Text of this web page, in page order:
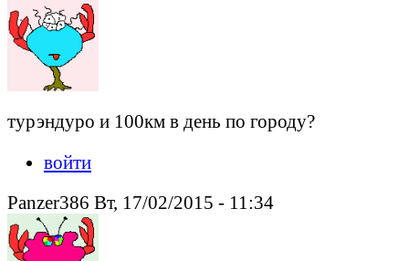
турэндуро и 100км в день по городу?
войти
Panzer386 Вт, 17/02/2015 - 11:34